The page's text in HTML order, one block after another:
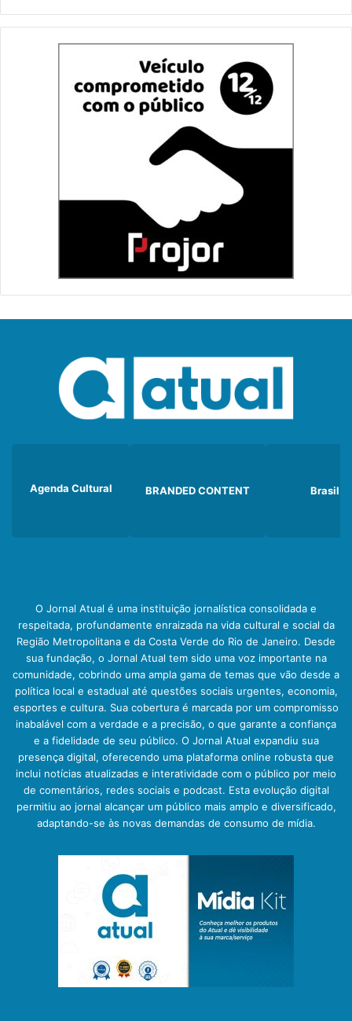
Agenda Cultural BRANDED CONTENT Brasil
O Jornal Atual é uma instituição jornalística consolidada e
respeitada, profundamente enraizada na vida cultural e social da
Região Metropolitana e da Costa Verde do Rio de Janeiro. Desde
sua fundação, o Jornal Atual tem sido uma voz importante na
comunidade, cobrindo uma ampla gama de temas que vão desde a
política local e estadual até questões sociais urgentes, economia,
esportes e cultura. Sua cobertura é marcada por um compromisso
inabalável com a verdade e a precisão, o que garante a confiança
e a fidelidade de seu público. O Jornal Atual expandiu sua
presença digital, oferecendo uma plataforma online robusta que
inclui notícias atualizadas e interatividade com o público por meio
de comentários, redes sociais e podcast. Esta evolução digital
permitiu ao jornal alcançar um público mais amplo e diversificado,
adaptando-se às novas demandas de consumo de mídia.